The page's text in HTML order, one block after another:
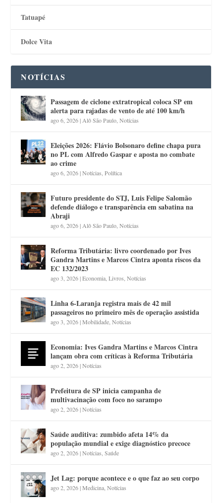
Tatuapé
Dolce Vita
NOTÍCIAS
Passagem de ciclone extratropical coloca SP em
alerta para rajadas de vento de até 100 km/h
ago 6, 2026| Alô São Paulo ,Notícias
Eleições 2026: Flávio Bolsonaro define chapa pura
no PL com Alfredo Gaspar e aposta no combate
ao crime
ago 6, 2026|Notícias ,Política
Futuro presidente do STJ, Luis Felipe Salomão
defende diálogo e transparência em sabatina na
Abraji
ago 6, 2026| Alô São Paulo ,Notícias
Reforma Tributária: livro coordenado por Ives
Gandra Martins e Marcos Cintra aponta riscos da
EC 132/2023
ago 3, 2026|Economia ,Livros ,Notícias
Linha 6-Laranja registra mais de 42 mil
passageiros no primeiro mês de operação assistida
ago 3, 2026|Mobilidade ,Notícias
Economia: Ives Gandra Martins e Marcos Cintra
lançam obra com críticas à Reforma Tributária
ago 2, 2026|Notícias
Prefeitura de SP inicia campanha de
multivacinação com foco no sarampo
ago 2, 2026|Notícias
Saúde auditiva: zumbido afeta 14% da
população mundial e exige diagnóstico precoce
ago 2, 2026|Notícias ,Saúde
Jet Lag: porque acontece e o que faz ao seu corpo
ago 2, 2026|Medicina ,Notícias